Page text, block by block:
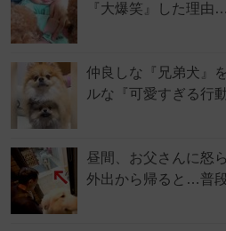
『大爆笑』した理
仲良しな『兄弟犬』
ルな『可愛すぎる行
昼間、お父さんに怒
外出から帰ると…普